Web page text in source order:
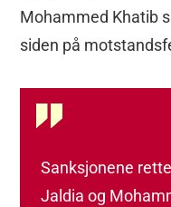
Mohammed Khatib
siden på
Sanksjonene
Jaldia og